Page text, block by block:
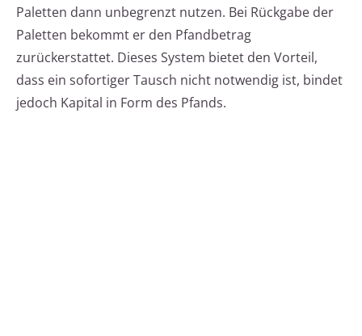
Paletten dann unbegrenzt nutzen. Bei Rückgabe der
Paletten bekommt er den Pfandbetrag
zurückerstattet. Dieses System bietet den Vorteil,
dass ein sofortiger Tausch nicht notwendig ist, bindet
jedoch Kapital in Form des Pfands.